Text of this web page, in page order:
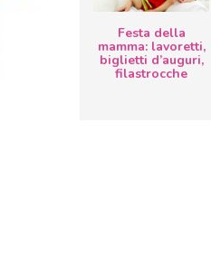
Festa della
mamma: lavoretti,
biglietti d’auguri,
filastrocche